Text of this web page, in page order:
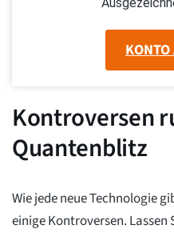
KONTO
Kontroversen
Quantenblitz
Wie jede neue Technologie
einige Kontroversen. Lassen